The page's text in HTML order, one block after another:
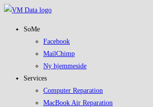
Skip
SoMe
Facebook
MailChimp
Ny hjemmeside
Services
Computer Reparation
MacBook Air Reparation